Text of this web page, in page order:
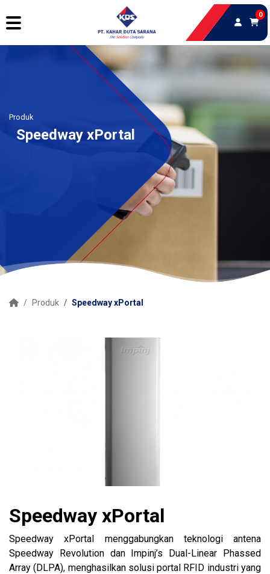
0
Produk
Speedway xPortal
Produk Speedway xPortal
Speedway xPortal
Speedway xPortal menggabungkan teknologi antena
Speedway Revolution dan Impinj’s Dual-Linear Phassed
Array (DLPA), menghasilkan solusi portal RFID industri yang